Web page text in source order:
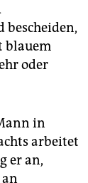
bescheiden,
blauem
oder
in
arbeitet
er an,